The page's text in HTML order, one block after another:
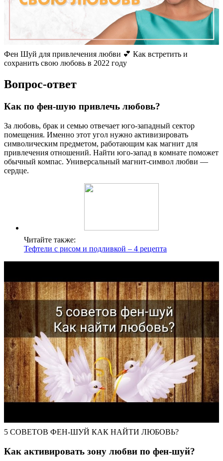
Фен Шуй для привлечения любви 💕 Как встретить и
сохранить свою любовь в 2022 году
Вопрос-ответ
Как по фен-шую привлечь любовь?
За любовь, брак и семью отвечает юго-западный сектор
помещения. Именно этот угол нужно активизировать
символическим предметом, работающим как магнит для
привлечения отношений. Найти юго-запад в комнате поможет
обычный компас. Универсальный магнит-символ любви —
сердце.
Читайте также:
Тефтели с рисом и подливкой – 4 рецепта
5 СОВЕТОВ ФЕН-ШУЙ КАК НАЙТИ ЛЮБОВЬ?
Как активировать зону любви по фен-шуй?